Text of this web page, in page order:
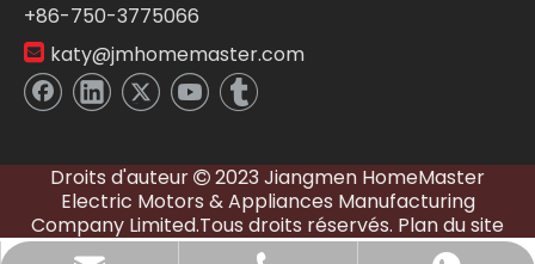
+86-750-3775066
 katy@jmhomemaster.com
Droits d'auteur  2023 Jiangmen HomeMaster
Electric Motors & Appliances Manufacturing
Company Limited.Tous droits réservés. Plan du site